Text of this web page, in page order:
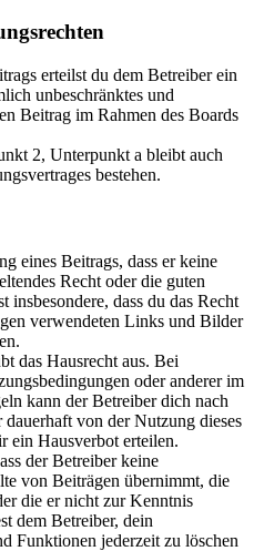
erteilst du dem Betreiber ein
unbeschränktes und
Beitrag im Rahmen des Boards
2, Unterpunkt a bleibt auch
bestehen.
eines Beitrags, dass er keine
Recht oder die guten
insbesondere, dass du das Recht
verwendeten Links und Bilder
das Hausrecht aus. Bei
oder anderer im
kann der Betreiber dich nach
von der Nutzung dieses
ein Hausverbot erteilen.
der Betreiber keine
von Beiträgen übernimmt, die
die er nicht zur Kenntnis
dem Betreiber, dein
Funktionen jederzeit zu löschen